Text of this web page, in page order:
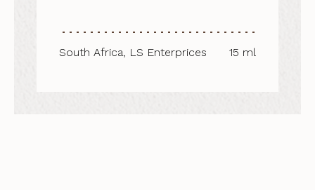
South Africa, LS Enterprices 15 ml